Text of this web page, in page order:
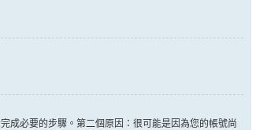
成必要的步驟。第二個原因：很可能是因為您的帳號尚